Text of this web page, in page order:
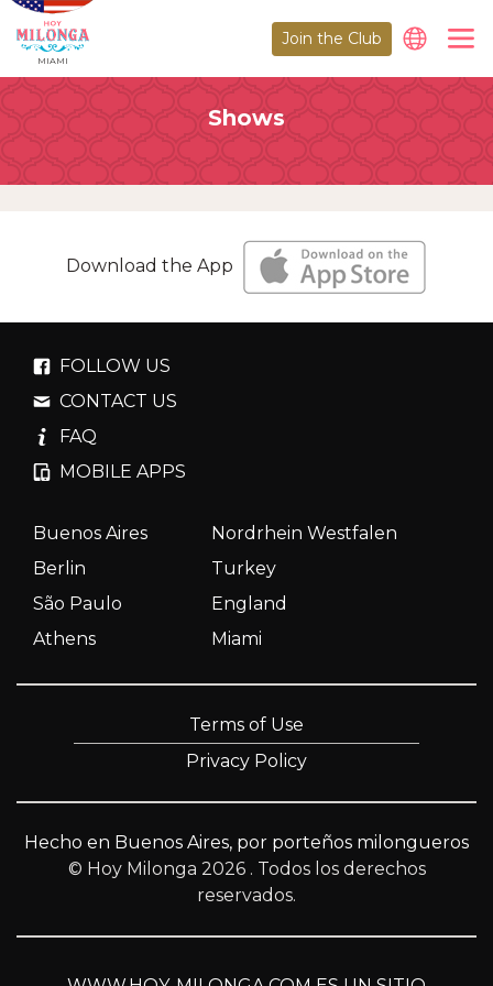
MIAMI
Join the Club
Shows
Download the App
FOLLOW US
CONTACT US
FAQ
MOBILE APPS
Buenos Aires
Nordrhein Westfalen
Berlin
Turkey
São Paulo
England
Athens
Miami
Terms of Use
Privacy Policy
Hecho en Buenos Aires, por porteños milongueros
© Hoy Milonga 2026 . Todos los derechos
reservados.